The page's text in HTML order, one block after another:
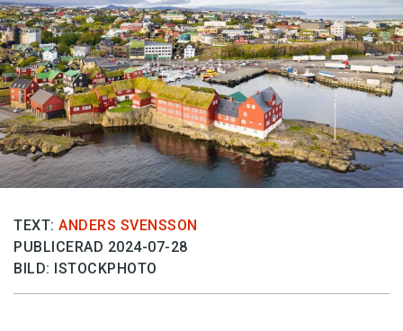
Podden
Anmäl till språkpolisen
Föreslå nyord
Annonsera
Prenumerera
Läs Språktidningen digitalt
TEXT: ANDERS SVENSSON
PUBLICERAD 2024-07-28
BILD: ISTOCKPHOTO